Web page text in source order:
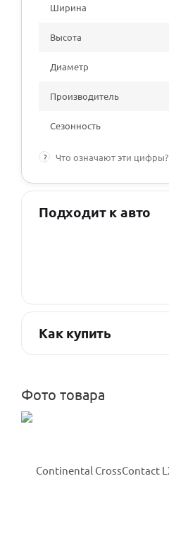
Ширина
Высота
Диаметр
Производитель
Сезонность
? Что означают эти цифры?
Подходит к авто
Как купить
Фото товара